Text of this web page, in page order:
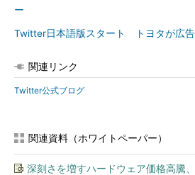
ー
Twitter日本語版スタート トヨタが広
関連リンク
Twitter公式ブログ
関連資料（ホワイトペーパー）
深刻さを増すハードウェア価格高騰